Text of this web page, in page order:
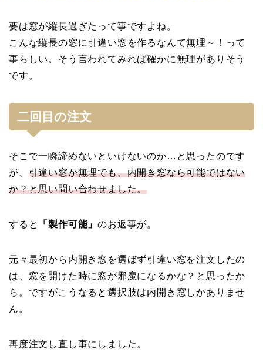
要は窓が縦長過ぎたって事ですよね。
こんな縦長の窓に引違い窓を作るなんて無理～！って
事らしい。そう言われてみれば確かに無理がありそう
です。
二回目の注文
そこで一瞬諦めないといけないのか…と思ったのです
が、 引違い窓が無理でも、内開き窓なら可能ではない
か？と思い問い合わせました。
すると 「製作可能」のお返事が。
元々最初から内開き窓を選ばず引違い窓を注文したの
は、窓を開けた時に窓が邪魔になるかな？と思ったか
ら。ですがこうなると選択肢は内開き窓しかありませ
ん。
再度注文し直し事にしました。